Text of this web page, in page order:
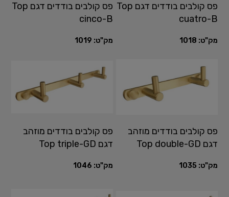
פס קולבים בודדים דגם Top
cuatro-B
מק"ט: 1018
פס קולבים בודדים דגם Top
cinco-B
מק"ט: 1019
פס קולבים בודדים מוזהב
דגם Top double-GD
מק"ט: 1035
פס קולבים בודדים מוזהב
דגם Top triple-GD
מק"ט: 1046